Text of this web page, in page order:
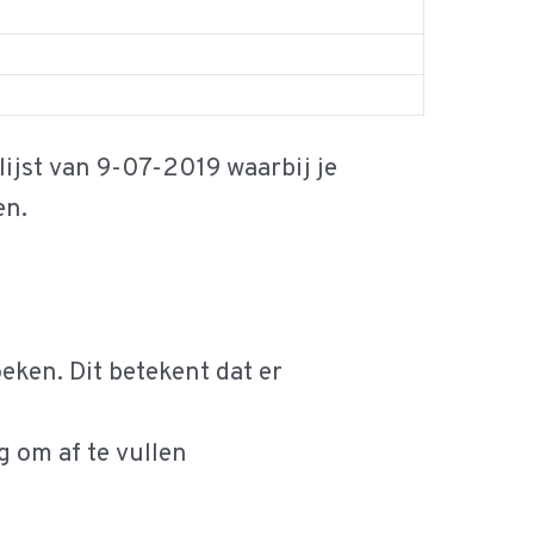
van 9-07-2019 waarbij je
Dit betekent dat er
af te vullen